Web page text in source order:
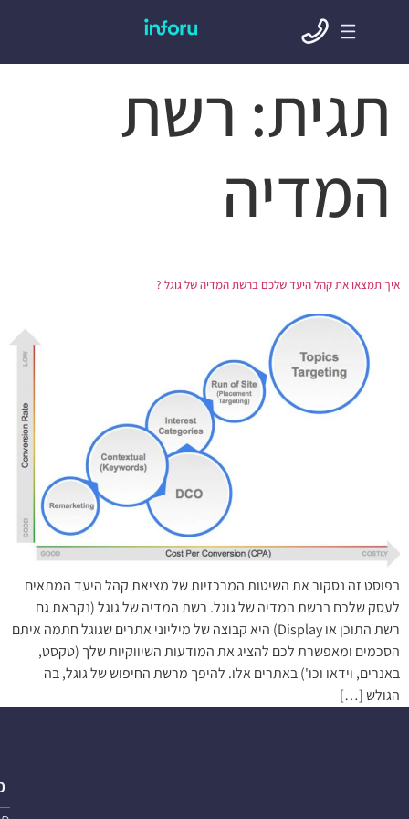
תגית: רשת
המדיה
איך תמצאו את קהל היעד שלכם ברשת המדיה של גוגל ?
בפוסט זה נסקור את השיטות המרכזיות של מציאת קהל היעד המתאים
לעסק שלכם ברשת המדיה של גוגל. רשת המדיה של גוגל (נקראת גם
רשת התוכן או Display) היא קבוצה של מיליוני אתרים שגוגל חתמה איתם
הסכמים ומאפשרת לכם להציג את המודעות השיווקיות שלך (טקסט,
באנרים, וידאו וכו') באתרים אלו. להיפך מרשת החיפוש של גוגל, בה
הגולש […]